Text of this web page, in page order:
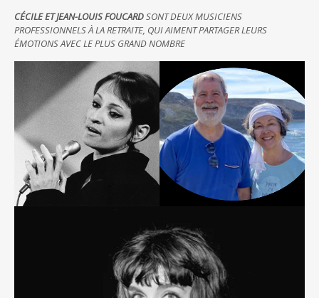
CÉCILE ET JEAN-LOUIS FOUCARDSONT DEUX MUSICIENS
PROFESSIONNELS À LA RETRAITE, QUI AIMENT PARTAGER LEURS
ÉMOTIONS AVEC LE PLUS GRAND NOMBRE